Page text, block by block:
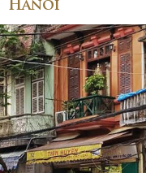
Hanoi